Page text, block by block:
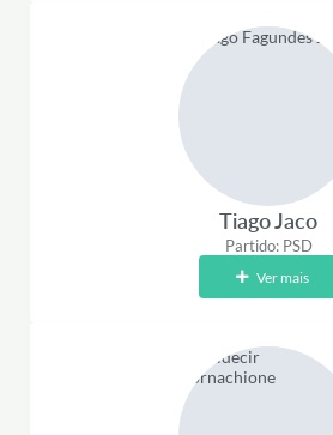
Tiago Jaco
Partido: PSD
Ver mais